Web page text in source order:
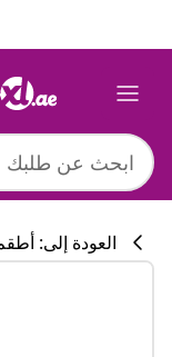
العودة إلى: